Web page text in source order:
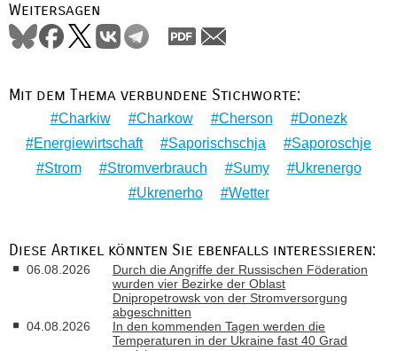
Weitersagen
Mit dem Thema verbundene Stichworte:
Charkiw Charkow Cherson
Donezk
Energiewirtschaft
Saporischschja
Saporoschje
Strom
Stromverbrauch Sumy
Ukrenergo
Ukrenerho
Wetter
Diese Artikel könnten Sie ebenfalls interessieren:
06.08.2026
Durch die Angriffe der Russischen Föderation
wurden vier Bezirke der Oblast
Dnipropetrowsk von der Stromversorgung
abgeschnitten
04.08.2026
In den kommenden Tagen werden die
Temperaturen in der Ukraine fast 40 Grad